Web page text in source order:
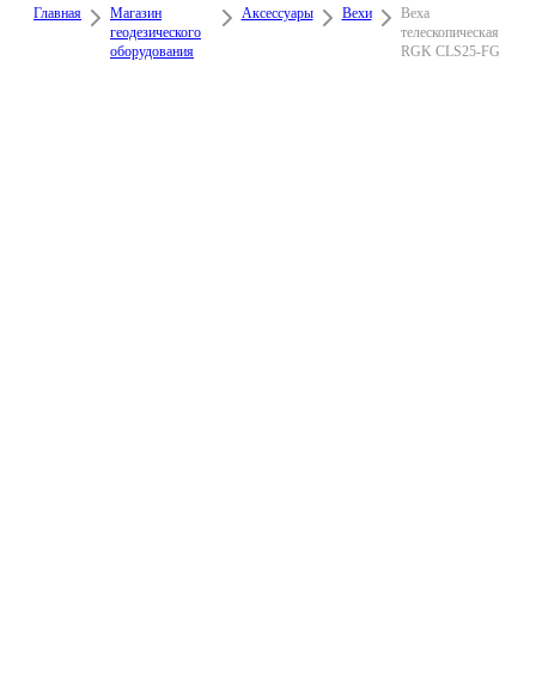
Главная
Магазин
геодезического
оборудования
Аксессуары Вехи
Веха
телескопическая
RGK CLS25-FG